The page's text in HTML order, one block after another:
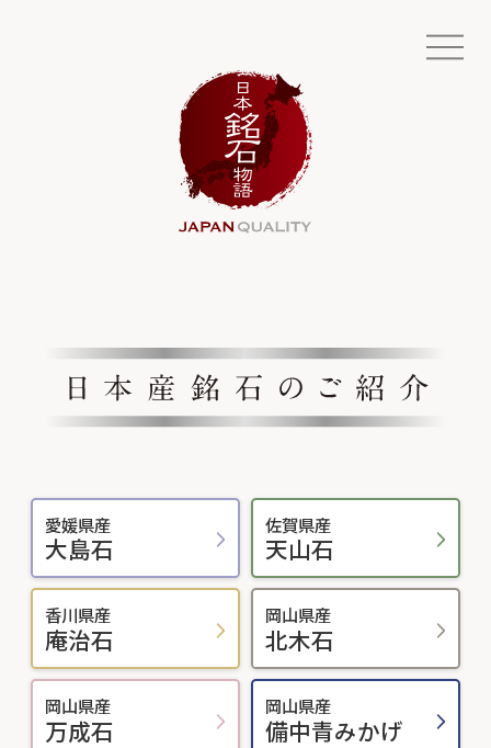
愛媛県産
大島石
佐賀県産
天山石
香川県産
庵治石
岡山県産
北木石
岡山県産
万成石
岡山県産
備中青みかげ